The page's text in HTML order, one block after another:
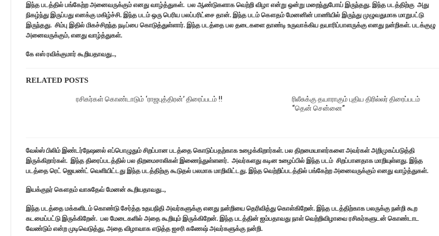
இந்த படத்தில் பங்கேற்ற அனைவருக்கும் எனது வாழ்த்துகள். பல ஆண்டுகளாக வெற்றி விழா என்று ஒன்று மறைந்துபோய் இருந்தது. இந்த படத்திற்கு அது
நிகழ்ந்து இருப்பது எனக்கு மகிழ்ச்சி. இந்த படம் ஒரு பெரிய பலப்பரிட்சை தான். இந்த படம் கௌதம் மேனனின் பாணியில் இருந்து முழுவதுமாக மாறுபட்டு
இருந்தது. சிம்பு இதில் மிகச்சிறந்த நடிப்பை கொடுத்துள்ளார். இந்த படத்தை பல தடைகளை தாண்டி உருவாக்கிய தயாரிப்பாளருக்கு எனது நன்றிகள். படக்குழு
அனைவருக்கும், எனது வாழ்த்துகள்.
கே எஸ் ரவிக்குமார் கூறியதாவது..,
RELATED POSTS
ரசிகர்கள் கொண்டாடும் ‘ராஜபுத்திரன்’ திரைப்படம் !!
ரிலீசுக்கு தயாராகும் புதிய திரில்லர் திரைப்படம்
“தென் சென்னை”
வேல்ஸ் பிலிம் இண்டர்நேஷனல் எப்பொழுதும் சிறப்பான படத்தை கொடுப்பதற்காக உழைக்கிறார்கள். பல திறமையாளர்களை அவர்கள் அறிமுகப்படுத்தி
இருக்கிறார்கள். இந்த திரைப்படத்தில் பல திறமைசாலிகள் இணைந்துள்ளனர். அவர்களது கடின உழைப்பில் இந்த படம் சிறப்பானதாக மாறியுள்ளது. இந்த
படத்தை ரெட் ஜெயண்ட் வெளியிட்டது இந்த படத்திற்கு கூடுதல் பலமாக மாறிவிட்டது. இந்த வெற்றிப்படத்தில் பங்கேற்ற அனைவருக்கும் எனது வாழ்த்துகள்.
இயக்குநர் கௌதம் வாசுதேவ் மேனன் கூறியதாவது..,
இந்த படத்தை மக்களிடம் கொண்டு சேர்த்த உதயநிதி அவர்களுக்கு எனது நன்றியை தெரிவித்து கொள்கிறேன். இந்த படத்திற்காக பலருக்கு நன்றி கூற
கடமைப்பட்டு இருக்கிறேன். பல மேடைகளில் அதை கூறியும் இருக்கிறேன். இந்த படத்தின் ஐம்பதாவது நாள் வெற்றிவிழாவை ரசிகர்களுடன் கொண்டாட
வேண்டும் என்ற முடிவெடுத்து, அதை விழாவாக எடுத்த ஐசரி கணேஷ் அவர்களுக்கு நன்றி.